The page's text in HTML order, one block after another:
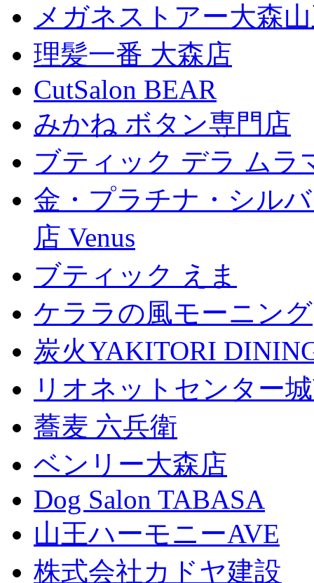
メガネストアー大森
理髪一番 大森店
CutSalon BEAR
みかね ボタン専門店
ブティック デラ ムラ
金・プラチナ・シル
店 Venus
ブティック えま
ケララの風モーニング
炭火YAKITORI
リオネットセンター
蕎麦 六兵衛
ベンリー大森店
Dog Salon TABASA
山王ハーモニーAVE
株式会社カドヤ建設